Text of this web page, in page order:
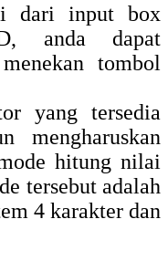
dari input box
anda dapat
tombol
yang tersedia
mengharuskan
hitung nilai
tersebut adalah
4 karakter dan